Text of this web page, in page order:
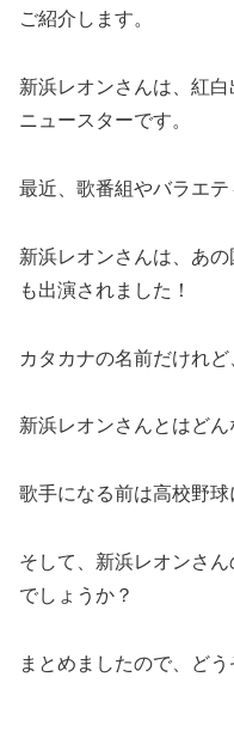
ご紹介します。
新浜レオンさんは、紅
ニュースターです。
最近、歌番組やバラエ
新浜レオンさんは、あ
も出演されました！
カタカナの名前だけれど
新浜レオンさんとはどん
歌手になる前は高校野
そして、新浜レオンさ
でしょうか？
まとめましたので、ど